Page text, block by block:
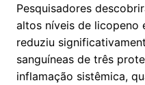
Pesquisadores
altos níveis de licopeno
reduziu
sanguíneas de três
inflamação sistêmica,